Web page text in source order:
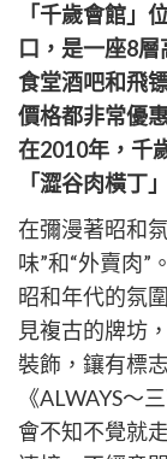
Facebook
Twitter
接
以
分
享
「千歲會館」
口，是一座8層
食堂酒吧和飛
價格都非常優
在2010年，千
「澀谷肉橫丁
在彌漫著昭和
味”和“外賣肉”
昭和年代的氛
見複古的牌坊
裝飾，鑲有標
《ALWAYS～
會不知不覺就